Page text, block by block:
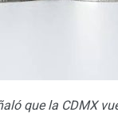
que la CDMX